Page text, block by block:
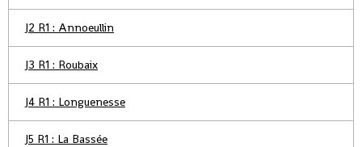
J2 R1 : Annoeullin
J3 R1 : Roubaix
J4 R1 : Longuenesse
J5 R1 : La Bassée